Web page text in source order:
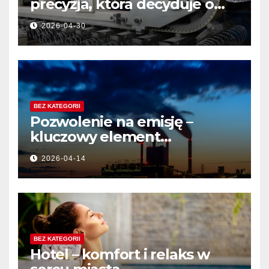
precyzja, która decyduje o
jakości produktu
2026-04-30
BEZ KATEGORII
Pozwolenie na emisję –
kluczowy element
działalności przemysłowej
2026-04-14
BEZ KATEGORII
Hotel – komfort i relaks w